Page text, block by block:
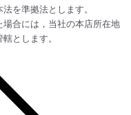
を準拠法とします。
合には，当社の本店所在地
とします。